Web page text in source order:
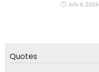
July 4, 2026
Quotes